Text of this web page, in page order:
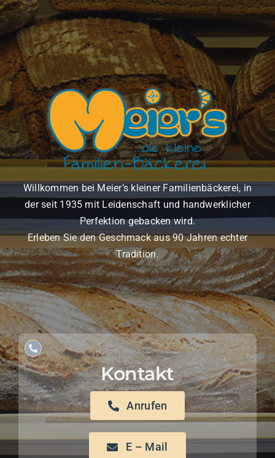
Zum
Inhalt
springen
Willkommen bei Meier’s kleiner Familienbäckerei, in
der seit 1935 mit Leidenschaft und handwerklicher
Perfektion gebacken wird.
Erleben Sie den Geschmack aus 90 Jahren echter
Tradition.
Kontakt
Anrufen
E – Mail